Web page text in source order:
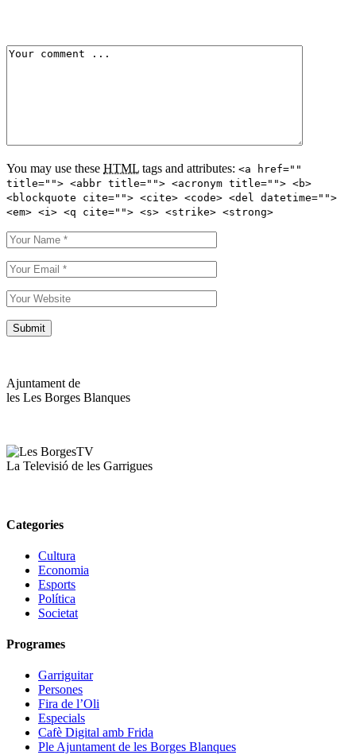
You may use these HTML tags and attributes: <a href=""
title=""> <abbr title=""> <acronym title=""> <b>
<blockquote cite=""> <cite> <code> <del datetime="">
<em> <i> <q cite=""> <s> <strike> <strong>
Ajuntament de
les Les Borges Blanques
La Televisió de les Garrigues
Categories
Cultura
Economia
Esports
Política
Societat
Programes
Garriguitar
Persones
Fira de l’Oli
Especials
Cafè Digital amb Frida
Ple Ajuntament de les Borges Blanques